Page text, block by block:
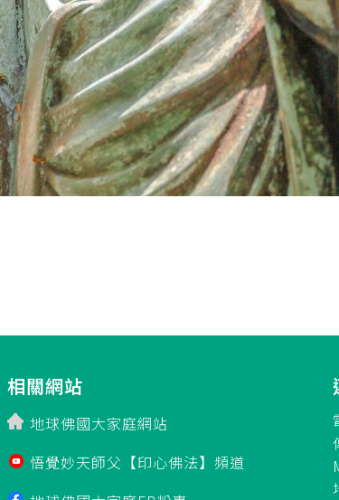
相關網站
地球佛國大家庭網站
悟覺妙天師父【印心佛法】頻道